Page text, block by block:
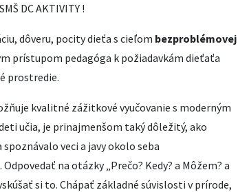
DC AKTIVITY !
dôveru, pocity dieťa s cieľom bezproblémovej
prístupom pedagóga k požiadavkám dieťaťa
prostredie.
kvalitné zážitkové vyučovanie s moderným
učia, je prinajmenšom taký dôležitý, ako
veci a javy okolo seba
na otázky „Prečo? Kedy? a Môžem? a
si to. Chápať základné súvislosti v prírode,